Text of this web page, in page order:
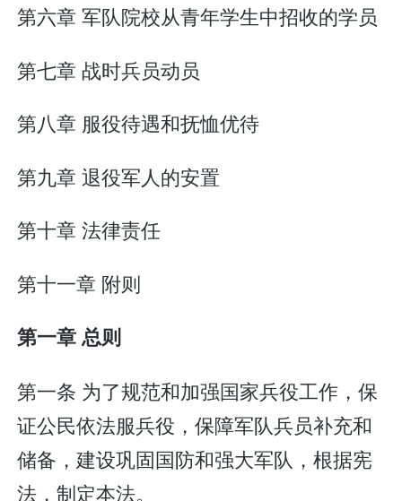
第六章 军队院校从青年学生中招收的学员
第七章 战时兵员动员
第八章 服役待遇和抚恤优待
第九章 退役军人的安置
第十章 法律责任
第十一章 附则
第一章 总则
第一条 为了规范和加强国家兵役工作，保
证公民依法服兵役，保障军队兵员补充和
储备，建设巩固国防和强大军队，根据宪
法，制定本法。